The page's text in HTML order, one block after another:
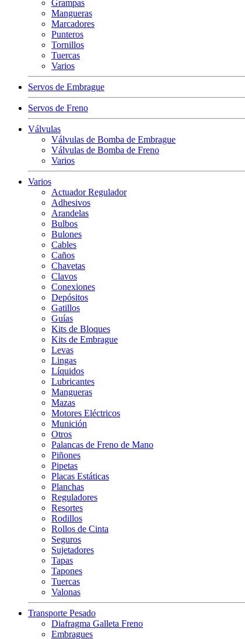
Grampas
Mangueras
Marcadores
Punteros
Tornillos
Tuercas
Varios
Servos de Embrague
Servos de Freno
Válvulas
Válvulas de Bomba de Embrague
Válvulas de Bomba de Freno
Varios
Varios
Actuador Regulador
Adhesivos
Arandelas
Bulbos
Bulones
Cables
Caños
Chavetas
Clavos
Conexiones
Depósitos
Gatillos
Guías
Kits de Bloques
Kits de Embrague
Levas
Lingas
Líquidos
Lubricantes
Mangueras
Mazas
Motores Eléctricos
Munición
Otros
Palancas de Freno de Mano
Piñones
Pipetas
Placas Estáticas
Planchas
Reguladores
Resortes
Rodillos
Rollos de Cinta
Seguros
Sujetadores
Tapas
Tapones
Tuercas
Valonas
Transporte Pesado
Diafragma Galleta Freno
Embragues